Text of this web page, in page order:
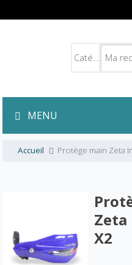
MENU
Accueil Protège main Zeta
Zeta
X2